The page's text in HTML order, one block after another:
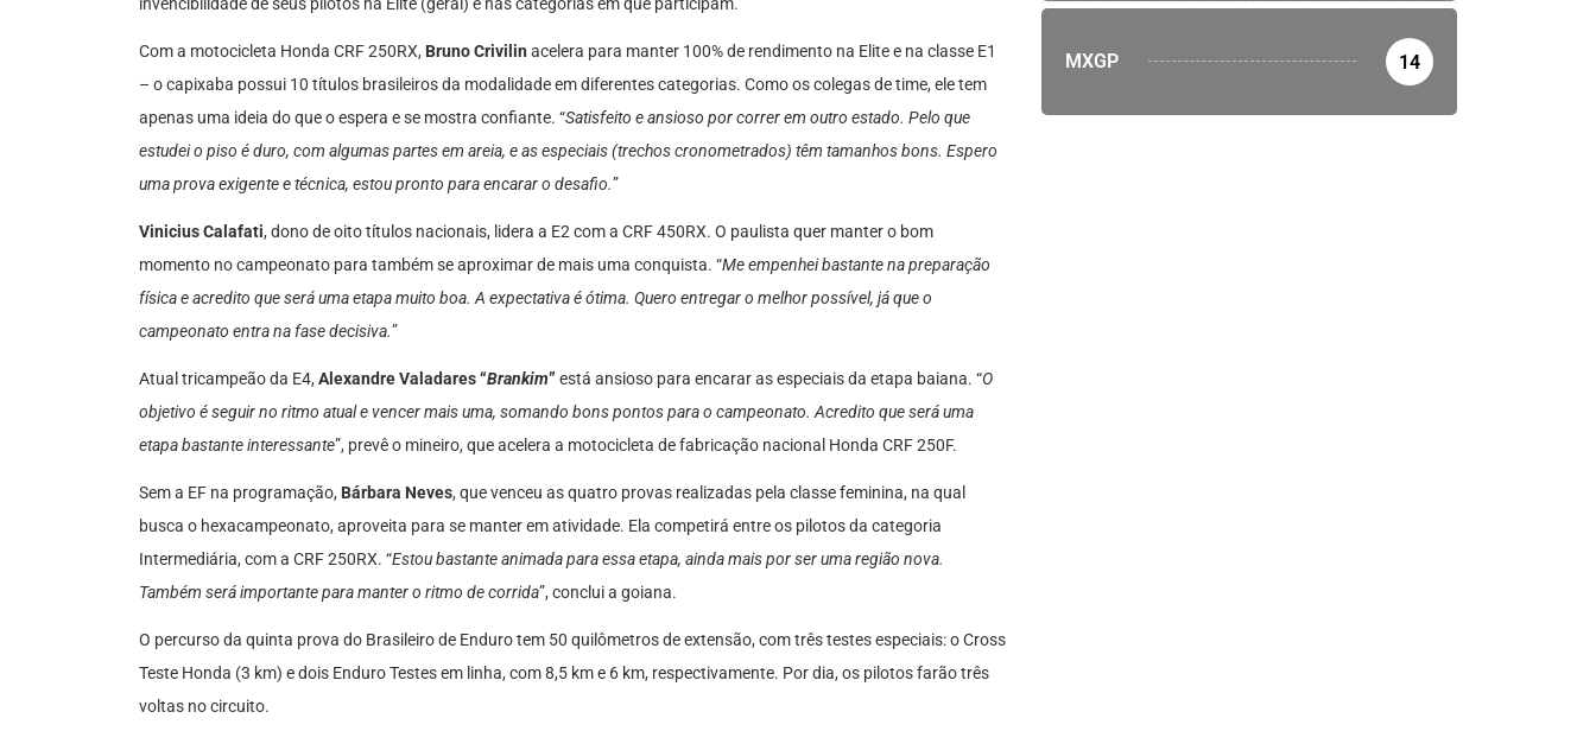
invencibilidade de seus pilotos na Elite (geral) e nas categorias em que participam.
Com a motocicleta Honda CRF 250RX, Bruno Crivilin acelera para manter 100% de rendimento na Elite e na classe E1
– o capixaba possui 10 títulos brasileiros da modalidade em diferentes categorias. Como os colegas de time, ele tem
apenas uma ideia do que o espera e se mostra confiante. “Satisfeito e ansioso por correr em outro estado. Pelo que
estudei o piso é duro, com algumas partes em areia, e as especiais (trechos cronometrados) têm tamanhos bons. Espero
uma prova exigente e técnica, estou pronto para encarar o desafio.”
Vinicius Calafati, dono de oito títulos nacionais, lidera a E2 com a CRF 450RX. O paulista quer manter o bom
momento no campeonato para também se aproximar de mais uma conquista. “Me empenhei bastante na preparação
física e acredito que será uma etapa muito boa. A expectativa é ótima. Quero entregar o melhor possível, já que o
campeonato entra na fase decisiva.”
Atual tricampeão da E4, Alexandre Valadares “Brankim” está ansioso para encarar as especiais da etapa baiana. “O
objetivo é seguir no ritmo atual e vencer mais uma, somando bons pontos para o campeonato. Acredito que será uma
etapa bastante interessante”, prevê o mineiro, que acelera a motocicleta de fabricação nacional Honda CRF 250F.
Sem a EF na programação, Bárbara Neves, que venceu as quatro provas realizadas pela classe feminina, na qual
busca o hexacampeonato, aproveita para se manter em atividade. Ela competirá entre os pilotos da categoria
Intermediária, com a CRF 250RX. “Estou bastante animada para essa etapa, ainda mais por ser uma região nova.
Também será importante para manter o ritmo de corrida”, conclui a goiana.
O percurso da quinta prova do Brasileiro de Enduro tem 50 quilômetros de extensão, com três testes especiais: o Cross
Teste Honda (3 km) e dois Enduro Testes em linha, com 8,5 km e 6 km, respectivamente. Por dia, os pilotos farão três
voltas no circuito.
MXGP 14